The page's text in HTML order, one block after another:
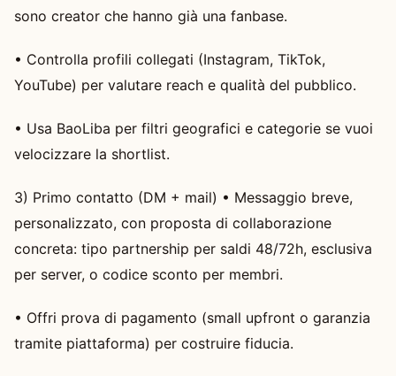
sono creator che hanno già una fanbase.
• Controlla profili collegati (Instagram, TikTok,
YouTube) per valutare reach e qualità del pubblico.
• Usa BaoLiba per filtri geografici e categorie se vuoi
velocizzare la shortlist.
3) Primo contatto (DM + mail) • Messaggio breve,
personalizzato, con proposta di collaborazione
concreta: tipo partnership per saldi 48/72h, esclusiva
per server, o codice sconto per membri.
• Offri prova di pagamento (small upfront o garanzia
tramite piattaforma) per costruire fiducia.